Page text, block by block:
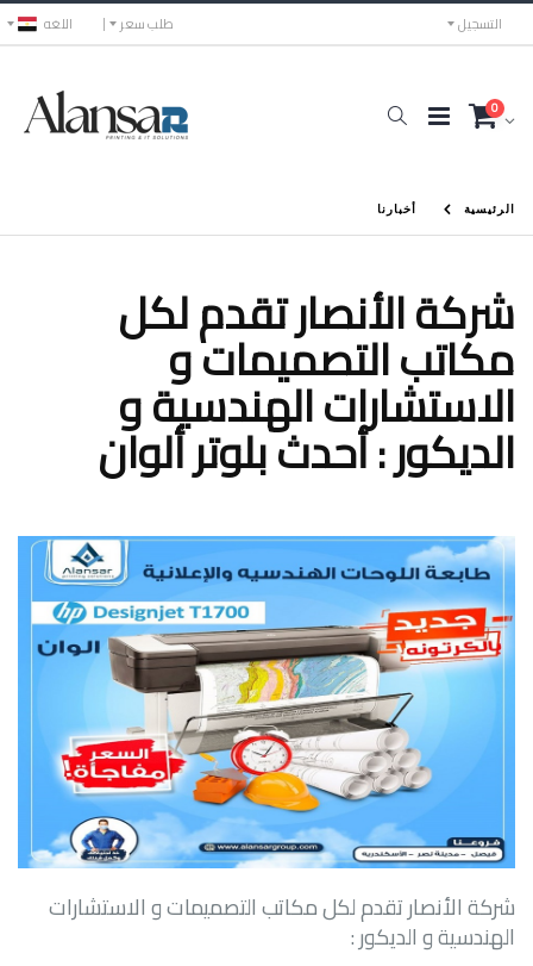
اللغه طلب سعر التسجيل
0
الرئيسية أخبارنا
شركة الأنصار تقدم لكل
مكاتب التصميمات و
الاستشارات الهندسية و
الديكور : أحدث بلوتر ألوان
شركة الأنصار تقدم لكل مكاتب التصميمات و الاستشارات
الهندسية و الديكور :